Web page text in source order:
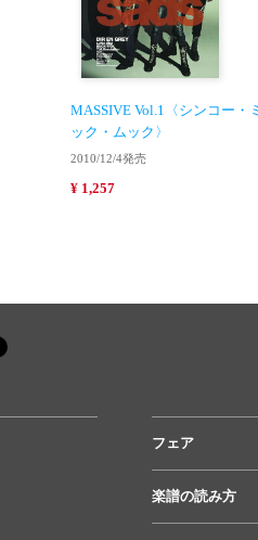
MASSIVE Vol.1〈シンコー・
ック・ムック〉
2010/12/4発売
¥ 1,257
フェア
楽譜の読み方